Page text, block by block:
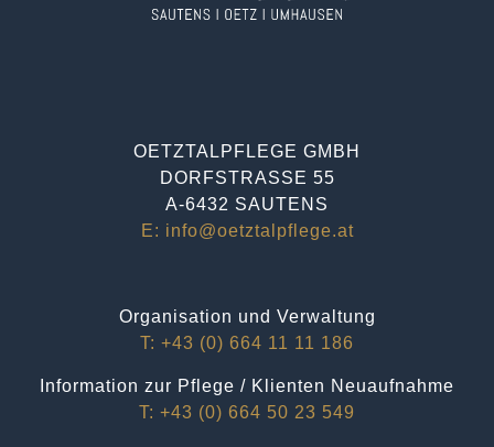
OETZTALPFLEGE GMBH
DORFSTRASSE 55
A-6432 SAUTENS
E: info@oetztalpflege.at
Organisation und Verwaltung
T: +43 (0) 664 11 11 186
Information zur Pflege / Klienten Neuaufnahme
T: +43 (0) 664 50 23 549